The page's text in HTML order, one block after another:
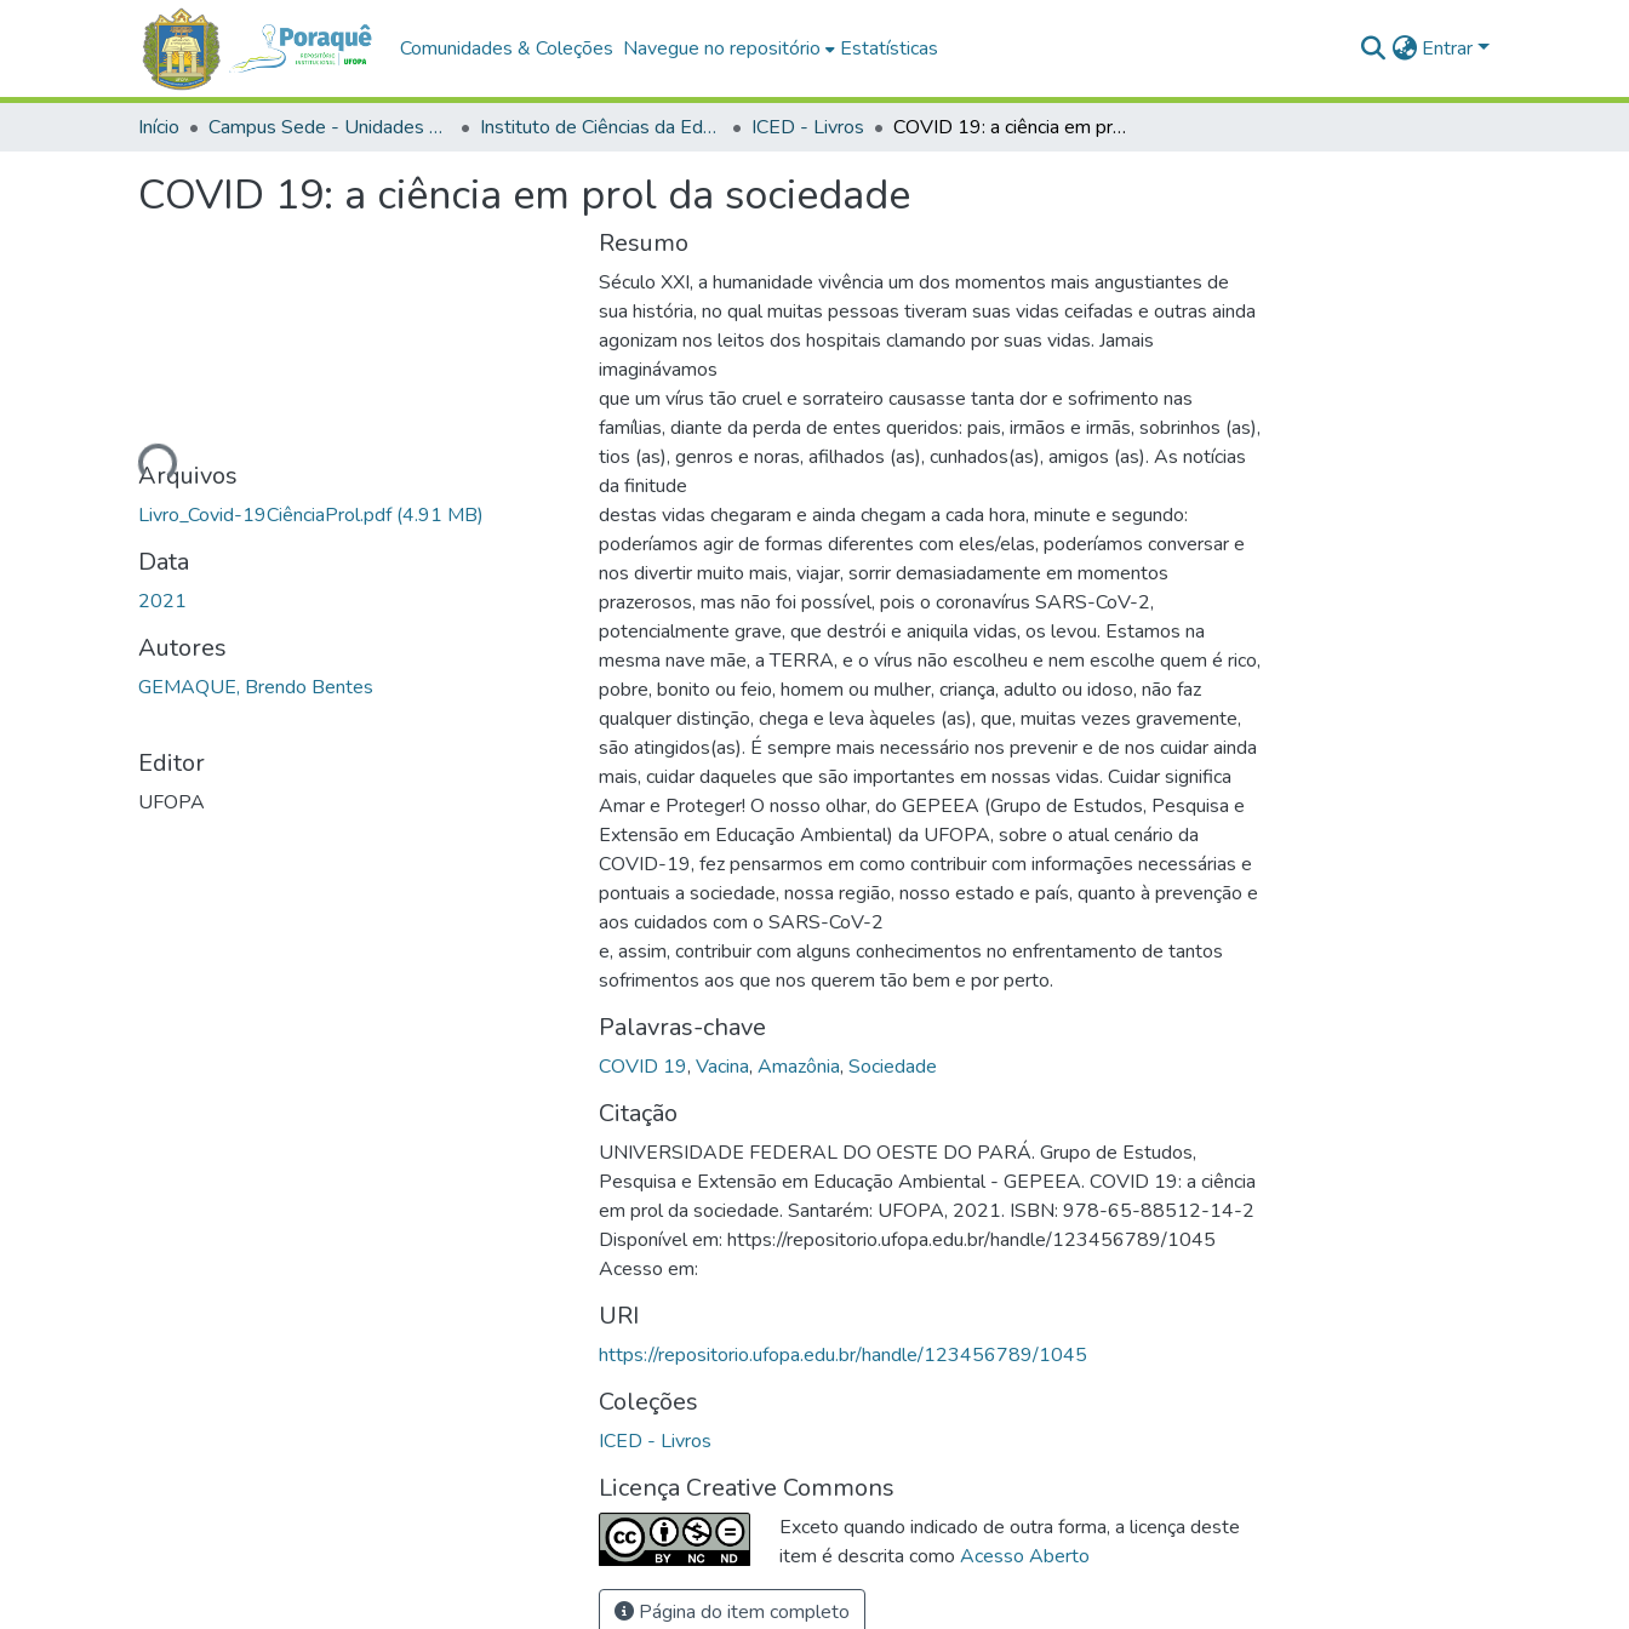
Comunidades & Coleções Navegue no repositório Estatísticas Entrar
Início Campus Sede - Unidades Acadêmicas Instituto de Ciências da Educação ICED - Livros COVID 19: a ciência em prol da sociedade
COVID 19: a ciência em prol da sociedade
Carregando...
Arquivos
Livro_Covid-19CiênciaProl.pdf(4.91 MB)
Data
2021
Autores
GEMAQUE, Brendo Bentes
Editor
UFOPA
Resumo
Século XXI, a humanidade vivência um dos momentos mais angustiantes de
sua história, no qual muitas pessoas tiveram suas vidas ceifadas e outras ainda
agonizam nos leitos dos hospitais clamando por suas vidas. Jamais
imaginávamos
que um vírus tão cruel e sorrateiro causasse tanta dor e sofrimento nas
famílias, diante da perda de entes queridos: pais, irmãos e irmãs, sobrinhos (as),
tios (as), genros e noras, afilhados (as), cunhados(as), amigos (as). As notícias
da finitude
destas vidas chegaram e ainda chegam a cada hora, minute e segundo:
poderíamos agir de formas diferentes com eles/elas, poderíamos conversar e
nos divertir muito mais, viajar, sorrir demasiadamente em momentos
prazerosos, mas não foi possível, pois o coronavírus SARS-CoV-2,
potencialmente grave, que destrói e aniquila vidas, os levou. Estamos na
mesma nave mãe, a TERRA, e o vírus não escolheu e nem escolhe quem é rico,
pobre, bonito ou feio, homem ou mulher, criança, adulto ou idoso, não faz
qualquer distinção, chega e leva àqueles (as), que, muitas vezes gravemente,
são atingidos(as). É sempre mais necessário nos prevenir e de nos cuidar ainda
mais, cuidar daqueles que são importantes em nossas vidas. Cuidar significa
Amar e Proteger! O nosso olhar, do GEPEEA (Grupo de Estudos, Pesquisa e
Extensão em Educação Ambiental) da UFOPA, sobre o atual cenário da
COVID-19, fez pensarmos em como contribuir com informações necessárias e
pontuais a sociedade, nossa região, nosso estado e país, quanto à prevenção e
aos cuidados com o SARS-CoV-2
e, assim, contribuir com alguns conhecimentos no enfrentamento de tantos
sofrimentos aos que nos querem tão bem e por perto.
Palavras-chave
COVID 19, Vacina, Amazônia, Sociedade
Citação
UNIVERSIDADE FEDERAL DO OESTE DO PARÁ. Grupo de Estudos,
Pesquisa e Extensão em Educação Ambiental - GEPEEA. COVID 19: a ciência
em prol da sociedade. Santarém: UFOPA, 2021. ISBN: 978-65-88512-14-2
Disponível em: https://repositorio.ufopa.edu.br/handle/123456789/1045
Acesso em:
URI
https://repositorio.ufopa.edu.br/handle/123456789/1045
Coleções
ICED - Livros
Licença Creative Commons
Exceto quando indicado de outra forma, a licença deste
item é descrita como Acesso Aberto
Página do item completo